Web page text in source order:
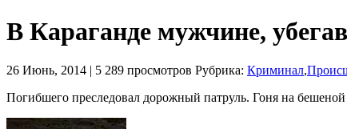
В Караганде мужчине,
26 Июнь, 2014 | 5 289 просмотров Рубрика: Криминал,
Погибшего преследовал дорожный патруль. Гоня на